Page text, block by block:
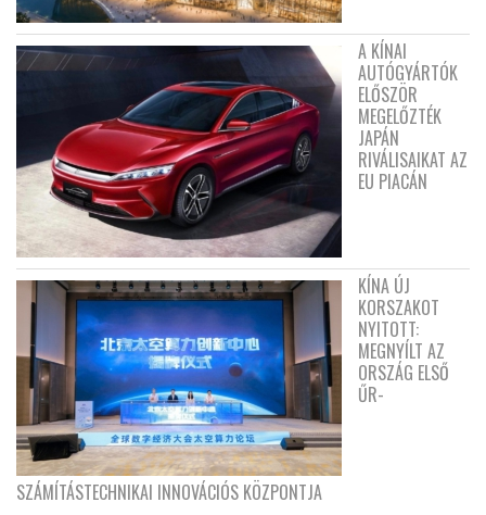
A KÍNAI
AUTÓGYÁRTÓK
ELŐSZÖR
MEGELŐZTÉK
JAPÁN
RIVÁLISAIKAT AZ
EU PIACÁN
KÍNA ÚJ
KORSZAKOT
NYITOTT:
MEGNYÍLT AZ
ORSZÁG ELSŐ
ŰR-
SZÁMÍTÁSTECHNIKAI INNOVÁCIÓS KÖZPONTJA